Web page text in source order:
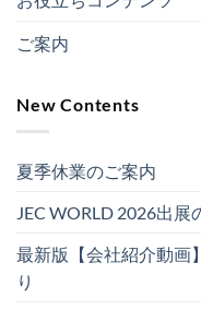
ご案内
New Contents
夏季休業のご案内
JEC WORLD 2026出展
最新版【会社紹介動画
り